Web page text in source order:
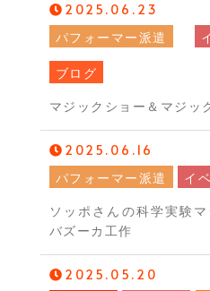
2025.06.23
パフォーマー派遣
ブログ
マジックショー＆マジッ
2025.06.16
パフォーマー派遣 イ
ソッポさんの科学実験
バズーカ工作
2025.05.20